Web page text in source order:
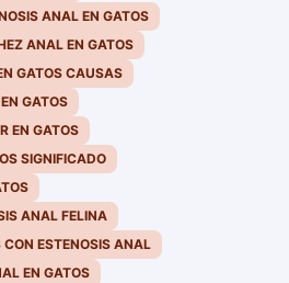
ANAL EN GATOS
ANAL EN GATOS
GATOS CAUSAS
GATOS
EN GATOS
SIGNIFICADO
ANAL FELINA
ESTENOSIS ANAL
EN GATOS